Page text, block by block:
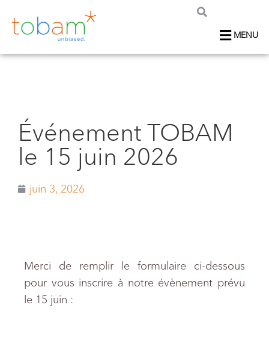
MENU
Événement TOBAM
le 15 juin 2026
juin 3, 2026
Merci de remplir le formulaire ci-dessous
pour vous inscrire à notre évènement prévu
le 15 juin :